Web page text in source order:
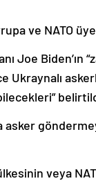
ve NATO
Joe Biden’ın
Ukraynalı
asker
veya